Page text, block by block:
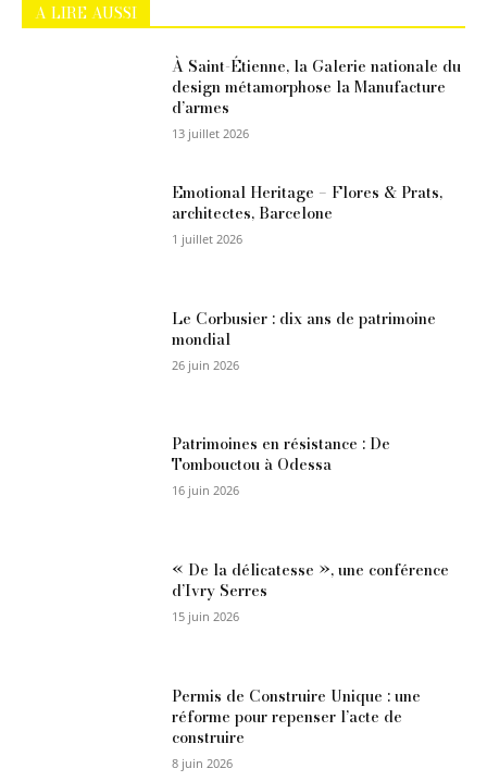
A LIRE AUSSI
À Saint-Étienne, la Galerie nationale du
design métamorphose la Manufacture
d’armes
13 juillet 2026
Emotional Heritage – Flores & Prats,
architectes, Barcelone
1 juillet 2026
Le Corbusier : dix ans de patrimoine
mondial
26 juin 2026
Patrimoines en résistance : De
Tombouctou à Odessa
16 juin 2026
« De la délicatesse », une conférence
d’Ivry Serres
15 juin 2026
Permis de Construire Unique : une
réforme pour repenser l’acte de
construire
8 juin 2026